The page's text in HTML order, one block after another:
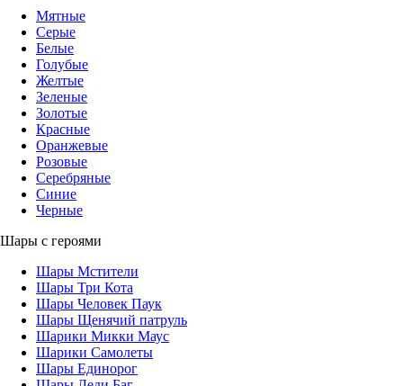
Мятные
Серые
Белые
Голубые
Желтые
Зеленые
Золотые
Красные
Оранжевые
Розовые
Серебряные
Синие
Черные
Шары с героями
Шары Мстители
Шары Три Кота
Шары Человек Паук
Шары Щенячий патруль
Шарики Микки Маус
Шарики Самолеты
Шары Единорог